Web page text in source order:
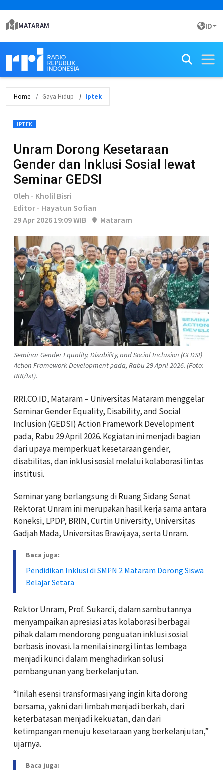
MATARAM ID
Home Gaya Hidup Iptek
IPTEK
Unram Dorong Kesetaraan
Gender dan Inklusi Sosial lewat
Seminar GEDSI
Oleh - Kholil Bisri
Editor - Hayatun Sofian
29 Apr 2026 19:09 WIB
Mataram
Seminar Gender Equality, Disability, and Social Inclusion (GEDSI)
Action Framework Development pada, Rabu 29 April 2026. (Foto:
RRI/Ist).
RRI.CO.ID, Mataram – Universitas Mataram menggelar
Seminar Gender Equality, Disability, and Social
Inclusion (GEDSI) Action Framework Development
pada, Rabu 29 April 2026. Kegiatan ini menjadi bagian
dari upaya memperkuat kesetaraan gender,
disabilitas, dan inklusi sosial melalui kolaborasi lintas
institusi.
Seminar yang berlangsung di Ruang Sidang Senat
Rektorat Unram ini merupakan hasil kerja sama antara
Koneksi, LPDP, BRIN, Curtin University, Universitas
Gadjah Mada, Universitas Brawijaya, serta Unram.
Baca juga:
Pendidikan Inklusi di SMPN 2 Mataram Dorong Siswa
Belajar Setara
Rektor Unram, Prof. Sukardi, dalam sambutannya
menyampaikan apresiasi atas kolaborasi berbagai
pihak dalam mendorong penguatan inklusi sosial
berbasis inovasi. Ia menilai sinergi lintas lembaga
menjadi kunci dalam menghadirkan solusi
pembangunan yang berkelanjutan.
“Inilah esensi transformasi yang ingin kita dorong
bersama, yakni dari limbah menjadi berkah, dari
keterbatasan menjadi kekuatan, dan dari
ketimpangan menuju kesetaraan yang berkelanjutan,”
ujarnya.
Baca juga: